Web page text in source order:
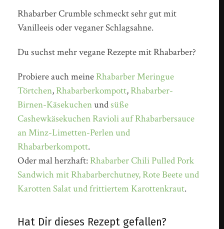
Rhabarber Crumble schmeckt sehr gut mit
Vanilleeis oder veganer Schlagsahne.
Du suchst mehr vegane Rezepte mit Rhabarber?
Probiere auch meine Rhabarber Meringue
Törtchen, Rhabarberkompott, Rhabarber-
Birnen-Käsekuchenundsüße
Cashewkäsekuchen Ravioli auf Rhabarbersauce
an Minz-Limetten-Perlen und
Rhabarberkompott.
Oder mal herzhaft: Rhabarber Chili Pulled Pork
Sandwich mit Rhabarberchutney, Rote Beete und
Karotten Salat und frittiertem Karottenkraut.
Hat Dir dieses Rezept gefallen?